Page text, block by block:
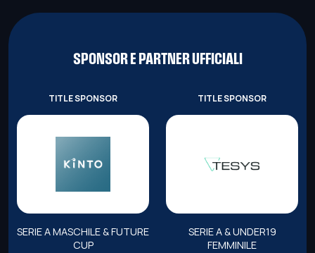
SPONSOR E PARTNER UFFICIALI
TITLE SPONSOR
SERIE A MASCHILE & FUTURE
CUP
TITLE SPONSOR
SERIE A & UNDER19
FEMMINILE